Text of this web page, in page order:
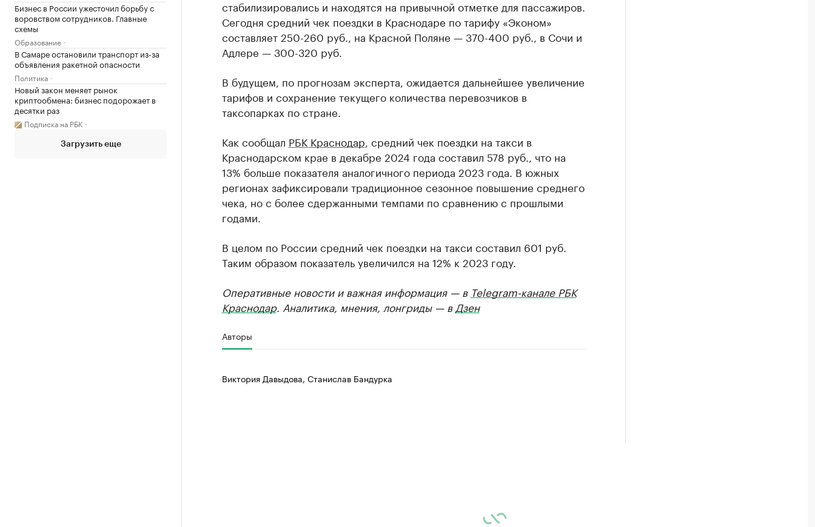
Бизнес в России ужесточил борьбу с
воровством сотрудников. Главные
схемы
Образование
В Самаре остановили транспорт из-за
объявления ракетной опасности
Политика
Новый закон меняет рынок
криптообмена: бизнес подорожает в
десятки раз
Подписка на РБК
Загрузить еще
стабилизировались и находятся на привычной отметке для пассажиров.
Сегодня средний чек поездки в Краснодаре по тарифу «Эконом»
составляет 250-260 руб., на Красной Поляне — 370-400 руб., в Сочи и
Адлере — 300-320 руб.
В будущем, по прогнозам эксперта, ожидается дальнейшее увеличение
тарифов и сохранение текущего количества перевозчиков в
таксопарках по стране.
Как сообщал РБК Краснодар , средний чек поездки на такси в
Краснодарском крае в декабре 2024 года составил 578 руб., что на
13% больше показателя аналогичного периода 2023 года. В южных
регионах зафиксировали традиционное сезонное повышение среднего
чека, но с более сдержанными темпами по сравнению с прошлыми
годами.
В целом по России средний чек поездки на такси составил 601 руб.
Таким образом показатель увеличился на 12% к 2023 году.
Оперативные новости и важная информация — в Telegram-канале РБК
Краснодар. Аналитика, мнения, лонгриды — в Дзен
Авторы
Виктория Давыдова, Станислав Бандурка